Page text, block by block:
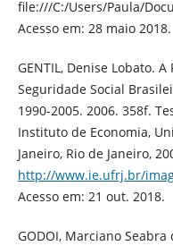
file:///C:/Users/Paula/
Acesso em: 28 maio 2018.
GENTIL, Denise Lobato.
Seguridade Social
1990-2005. 2006. 358f.
Instituto de Economia,
Janeiro, Rio de Janeiro,
http://www.ie.ufrj.br/
Acesso em: 21 out. 2018.
GODOI, Marciano